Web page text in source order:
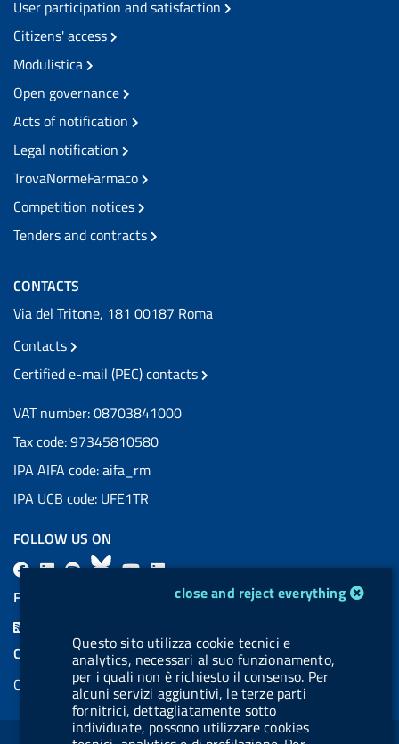
cookie management moduleclose and reject everything
Questo sito utilizza cookie tecnici e
analytics, necessari al suo funzionamento,
per i quali non è richiesto il consenso. Per
alcuni servizi aggiuntivi, le terze parti
fornitrici, dettagliatamente sotto
individuate, possono utilizzare cookies
User participation and satisfaction
Citizens' access
Modulistica
Open governance
Acts of notification
Legal notification
TrovaNormeFarmaco
Competition notices
Tenders and contracts
CONTACTS
Via del Tritone, 181 00187 Roma
Contacts
Certified e-mail (PEC) contacts
VAT number: 08703841000
Tax code: 97345810580
IPA AIFA code: aifa_rm
IPA UCB code: UFE1TR
FOLLOW US ON
F
L
l
e
l
.
b
u
B
e
s
k
y
Y
t
u
b
e
L
k
e
d
i
n
FEED RSS
COOKIES
Cookie management
Sezione Link Utili